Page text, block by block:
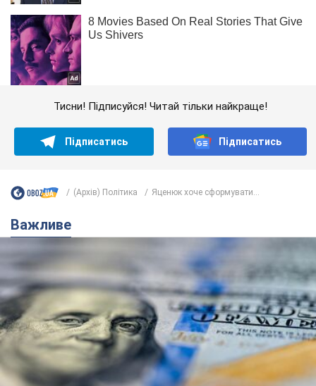
Тисни! Підписуйся! Читай тільки найкраще!
Підписатись Підписатись
(Архів) Політика Яценюк хоче сформувати...
Важливе